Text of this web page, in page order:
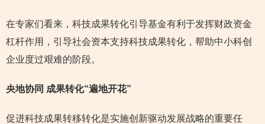
在专家们看来，科技成果转化引导基金有利于发挥财政资金
杠杆作用，引导社会资本支持科技成果转化，帮助中小科创
企业度过艰难的阶段。
央地协同 成果转化“遍地开花”
促进科技成果转移转化是实施创新驱动发展战略的重要任